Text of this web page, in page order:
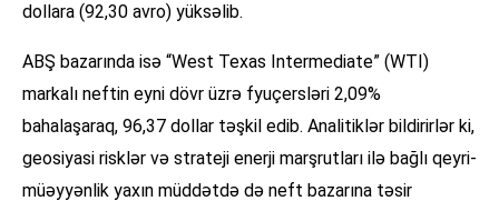
dollara (92,30 avro) yüksəlib.
ABŞ bazarında isə “West Texas Intermediate” (WTI)
markalı neftin eyni dövr üzrə fyuçersləri 2,09%
bahalaşaraq, 96,37 dollar təşkil edib. Analitiklər bildirirlər ki,
geosiyasi risklər və strateji enerji marşrutları ilə bağlı qeyri-
müəyyənlik yaxın müddətdə də neft bazarına təsir